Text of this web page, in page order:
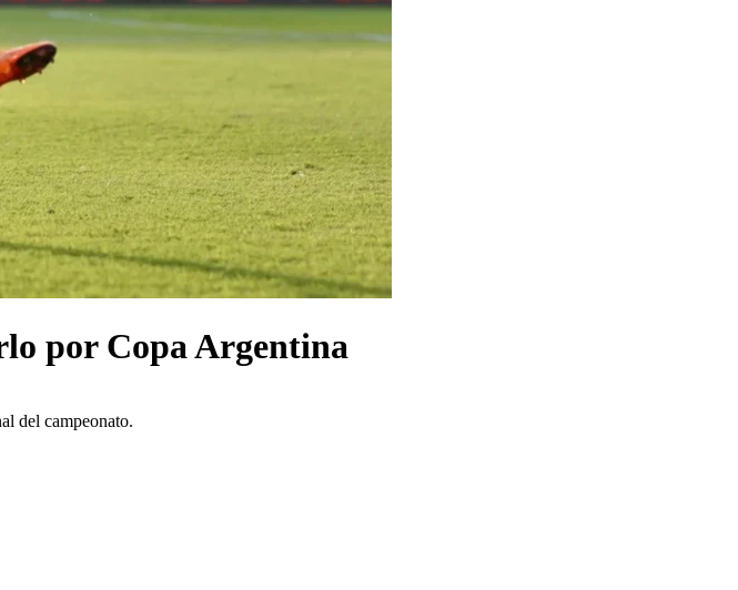
por Copa Argentina
del campeonato.